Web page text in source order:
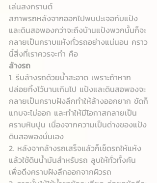
เล่นสงกรานต์
สภาพรถหลังจากออกไปพบปะเจอกับแป้ง
และดินสอพองกว่าจะถึงบ้านแป้งพวกนั้นก็จะ
กลายเป็นคราบแห้งทั่วรถอย่างแน่นอน คราว
นี้สิ่งที่เราควรจะทำ คือ
ล้างรถ
1. รีบล้างรถด้วยน้ำสะอาด เพราะถ้าหาก
ปล่อยทิ้งไว้นานเกินไป แป้งและดินสอพองจะ
กลายเป็นคราบฝังลึกทำให้ล้างออกยาก ขัดก็
แทบจะไม่ออก และทำให้มีโอกาสกลายเป็น
คราบหินปูน เนื่องจากความเป็นด่างของแป้ง
ดินสอพองนั่นเอง
2. หลังจากล้างรถเสร็จแล้วก็เช็ดรถให้แห้ง
แล้วใช้ดินน้ำมันสำหรับรถ ลูบให้ทั่วทั้งคัน
เพื่อดึงคราบฝังลึกออกจากผิวรถ